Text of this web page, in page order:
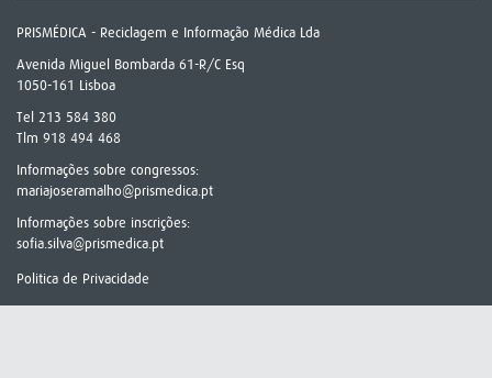
PRISMÉDICA - Reciclagem e Informação Médica Lda
Avenida Miguel Bombarda 61-R/C Esq
1050-161 Lisboa
Tel 213 584 380
Tlm 918 494 468
Informações sobre congressos:
mariajoseramalho@prismedica.pt
Informações sobre inscrições:
sofia.silva@prismedica.pt
Politica de Privacidade